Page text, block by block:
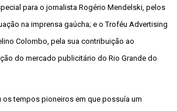
para o jornalista Rogério Mendelski, pelos
na imprensa gaúcha; e o Troféu Advertising
Colombo, pela sua contribuição ao
do mercado publicitário do Rio Grande do
os tempos pioneiros em que possuía um